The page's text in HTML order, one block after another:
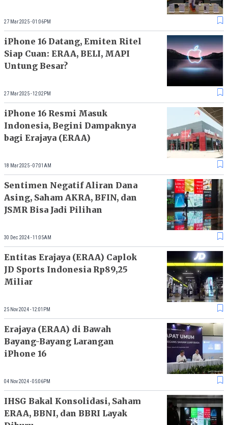
27 Mar 2025 - 01:06PM
iPhone 16 Datang, Emiten Ritel
Siap Cuan: ERAA, BELI, MAPI
Untung Besar?
27 Mar 2025 - 12:02PM
iPhone 16 Resmi Masuk
Indonesia, Begini Dampaknya
bagi Erajaya (ERAA)
18 Mar 2025 - 07:01AM
Sentimen Negatif Aliran Dana
Asing, Saham AKRA, BFIN, dan
JSMR Bisa Jadi Pilihan
30 Dec 2024 - 11:05AM
Entitas Erajaya (ERAA) Caplok
JD Sports Indonesia Rp89,25
Miliar
25 Nov 2024 - 12:01PM
Erajaya (ERAA) di Bawah
Bayang-Bayang Larangan
iPhone 16
04 Nov 2024 - 05:06PM
IHSG Bakal Konsolidasi, Saham
ERAA, BBNI, dan BBRI Layak